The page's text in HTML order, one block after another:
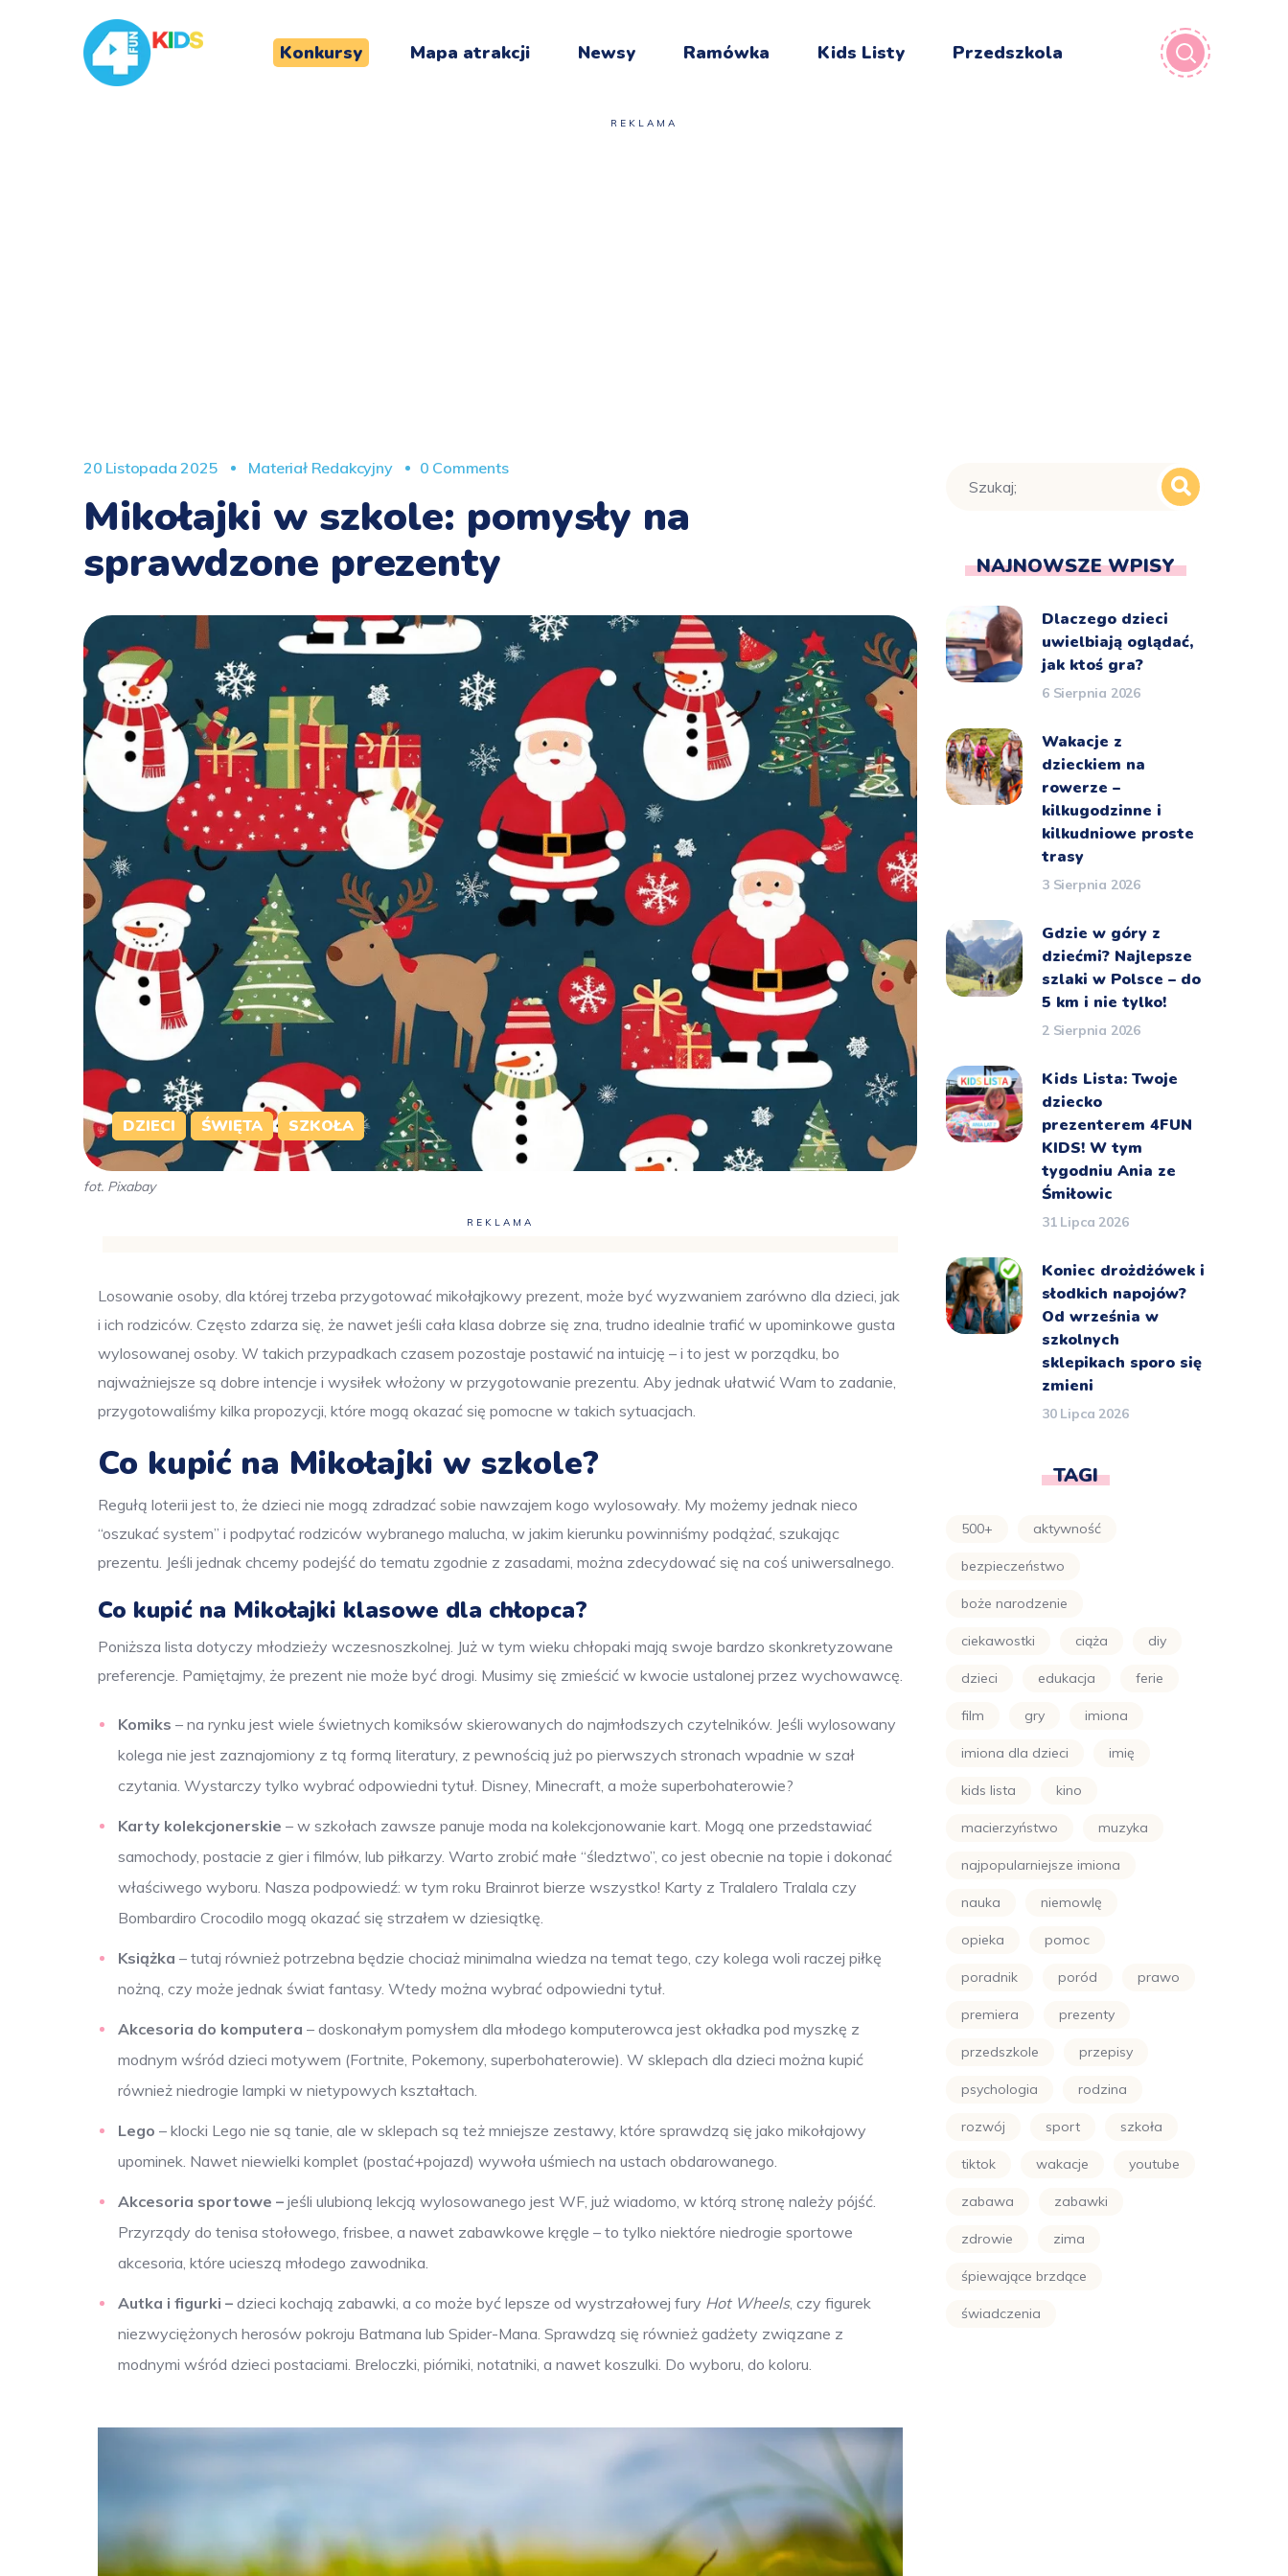
Konkursy Mapa atrakcji Newsy Ramówka Kids Listy Przedszkola
REKLAMA
20 Listopada 2025 Materiał Redakcyjny 0 Comments
Mikołajki w szkole: pomysły na
sprawdzone prezenty
fot. Pixabay
DZIECI ŚWIĘTA SZKOŁA
REKLAMA
Losowanie osoby, dla której trzeba przygotować mikołajkowy prezent, może być wyzwaniem zarówno dla dzieci, jak
i ich rodziców. Często zdarza się, że nawet jeśli cała klasa dobrze się zna, trudno idealnie trafić w upominkowe gusta
wylosowanej osoby. W takich przypadkach czasem pozostaje postawić na intuicję – i to jest w porządku, bo
najważniejsze są dobre intencje i wysiłek włożony w przygotowanie prezentu. Aby jednak ułatwić Wam to zadanie,
przygotowaliśmy kilka propozycji, które mogą okazać się pomocne w takich sytuacjach.
Co kupić na Mikołajki w szkole?
Regułą loterii jest to, że dzieci nie mogą zdradzać sobie nawzajem kogo wylosowały. My możemy jednak nieco
“oszukać system” i podpytać rodziców wybranego malucha, w jakim kierunku powinniśmy podążać, szukając
prezentu. Jeśli jednak chcemy podejść do tematu zgodnie z zasadami, można zdecydować się na coś uniwersalnego.
Co kupić na Mikołajki klasowe dla chłopca?
Poniższa lista dotyczy młodzieży wczesnoszkolnej. Już w tym wieku chłopaki mają swoje bardzo skonkretyzowane
preferencje. Pamiętajmy, że prezent nie może być drogi. Musimy się zmieścić w kwocie ustalonej przez wychowawcę.
Komiks – na rynku jest wiele świetnych komiksów skierowanych do najmłodszych czytelników. Jeśli wylosowany
kolega nie jest zaznajomiony z tą formą literatury, z pewnością już po pierwszych stronach wpadnie w szał
czytania. Wystarczy tylko wybrać odpowiedni tytuł. Disney, Minecraft, a może superbohaterowie?
Karty kolekcjonerskie – w szkołach zawsze panuje moda na kolekcjonowanie kart. Mogą one przedstawiać
samochody, postacie z gier i filmów, lub piłkarzy. Warto zrobić małe “śledztwo”, co jest obecnie na topie i dokonać
właściwego wyboru. Nasza podpowiedź: w tym roku Brainrot bierze wszystko! Karty z Tralalero Tralala czy
Bombardiro Crocodilo mogą okazać się strzałem w dziesiątkę.
Książka – tutaj również potrzebna będzie chociaż minimalna wiedza na temat tego, czy kolega woli raczej piłkę
nożną, czy może jednak świat fantasy. Wtedy można wybrać odpowiedni tytuł.
Akcesoria do komputera – doskonałym pomysłem dla młodego komputerowca jest okładka pod myszkę z
modnym wśród dzieci motywem (Fortnite, Pokemony, superbohaterowie). W sklepach dla dzieci można kupić
również niedrogie lampki w nietypowych kształtach.
Lego – klocki Lego nie są tanie, ale w sklepach są też mniejsze zestawy, które sprawdzą się jako mikołajowy
upominek. Nawet niewielki komplet (postać+pojazd) wywoła uśmiech na ustach obdarowanego.
Akcesoria sportowe – jeśli ulubioną lekcją wylosowanego jest WF, już wiadomo, w którą stronę należy pójść.
Przyrządy do tenisa stołowego, frisbee, a nawet zabawkowe kręgle – to tylko niektóre niedrogie sportowe
akcesoria, które ucieszą młodego zawodnika.
Autka i figurki – dzieci kochają zabawki, a co może być lepsze od wystrzałowej fury Hot Wheels, czy figurek
niezwyciężonych herosów pokroju Batmana lub Spider-Mana. Sprawdzą się również gadżety związane z
modnymi wśród dzieci postaciami. Breloczki, piórniki, notatniki, a nawet koszulki. Do wyboru, do koloru.
NAJNOWSZE WPISY
Dlaczego dzieci
uwielbiają oglądać,
jak ktoś gra?
6 Sierpnia 2026
Wakacje z
dzieckiem na
rowerze –
kilkugodzinne i
kilkudniowe proste
trasy
3 Sierpnia 2026
Gdzie w góry z
dziećmi? Najlepsze
szlaki w Polsce – do
5 km i nie tylko!
2 Sierpnia 2026
Kids Lista: Twoje
dziecko
prezenterem 4FUN
KIDS! W tym
tygodniu Ania ze
Śmiłowic
31 Lipca 2026
Koniec drożdżówek i
słodkich napojów?
Od września w
szkolnych
sklepikach sporo się
zmieni
30 Lipca 2026
TAGI
500+ aktywność
bezpieczeństwo
boże narodzenie
ciekawostki ciąża diy
dzieci edukacja ferie
film gry imiona
imiona dla dzieci imię
kids lista kino
macierzyństwo muzyka
najpopularniejsze imiona
nauka niemowlę
opieka pomoc
poradnik poród prawo
premiera prezenty
przedszkole przepisy
psychologia rodzina
rozwój sport szkoła
tiktok wakacje youtube
zabawa zabawki
zdrowie zima
śpiewające brzdące
świadczenia